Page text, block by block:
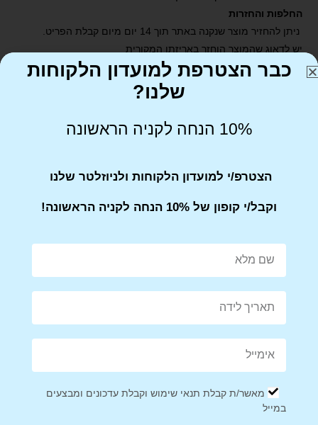
החלפות והחזרות
ניתן להחזיר מוצר שנקנה באתר תוך 14 יום מיום קבלת הפריט.
יש לדאוג שהמוצר הוחזר באריזתו המקורית
Pin This Product
Mail This Product
כבר הצטרפת למועדון הלקוחות
שלנו?
10% הנחה לקניה הראשונה
הצטרפ/י למועדון הלקוחות ולניוזלטר שלנו
וקבל/י קופון של 10% הנחה לקניה הראשונה!
מאשר/ת קבלת תנאי שימוש וקבלת עדכונים ומבצעים
במייל